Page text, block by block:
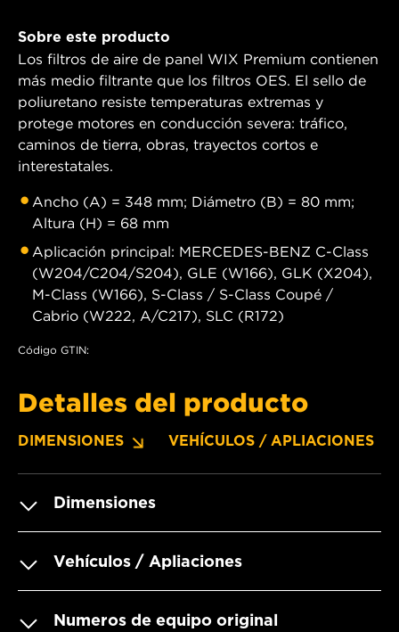
Sobre este producto
Los filtros de aire de panel WIX Premium contienen
más medio filtrante que los filtros OES. El sello de
poliuretano resiste temperaturas extremas y
protege motores en conducción severa: tráfico,
caminos de tierra, obras, trayectos cortos e
interestatales.
Ancho (A) = 348 mm; Diámetro (B) = 80 mm;
Altura (H) = 68 mm
Aplicación principal: MERCEDES-BENZ C-Class
(W204/C204/S204), GLE (W166), GLK (X204),
M-Class (W166), S-Class / S-Class Coupé /
Cabrio (W222, A/C217), SLC (R172)
Código GTIN:
Detalles del producto
DIMENSIONES VEHÍCULOS / APLIACIONES
Dimensiones
Vehículos / Apliaciones
Numeros de equipo original